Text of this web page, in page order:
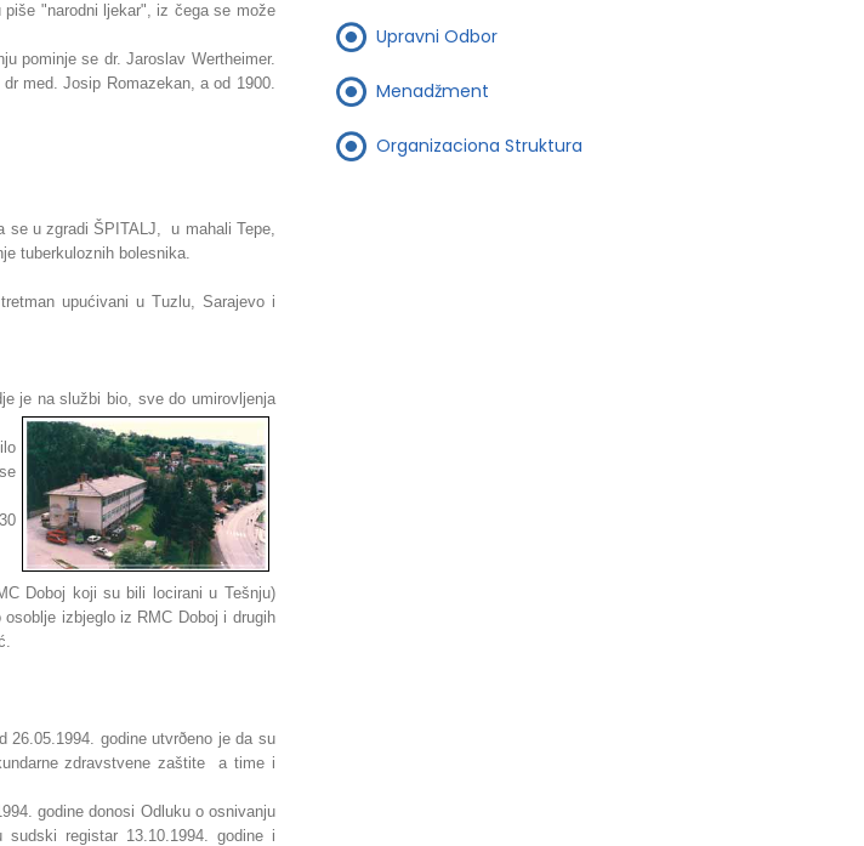
"narodni ljekar", iz čega se može
pominje se dr. Jaroslav Wertheimer.
med. Josip Romazekan, a od 1900.
se u zgradi ŠPITALJ, u mahali Tepe,
tuberkuloznih bolesnika.
upućivani u Tuzlu, Sarajevo i
je na službi bio, sve do umirovljenja
Doboj koji su bili locirani u Tešnju)
izbjeglo iz RMC Doboj i drugih
26.05.1994. godine utvrðeno je da su
zdravstvene zaštite a time i
godine donosi Odluku o osnivanju
registar 13.10.1994. godine i
Upravni Odbor
Menadžment
Organizaciona Struktura